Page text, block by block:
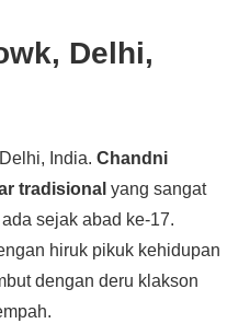
Delhi,
India. Chandni
tradisional yang sangat
sejak abad ke-17.
hiruk pikuk kehidupan
dengan deru klakson